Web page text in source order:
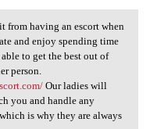
from
from having an escort when
and enjoy spending time
to get the best out of
person.
Our ladies will
you and handle any
is why they are always